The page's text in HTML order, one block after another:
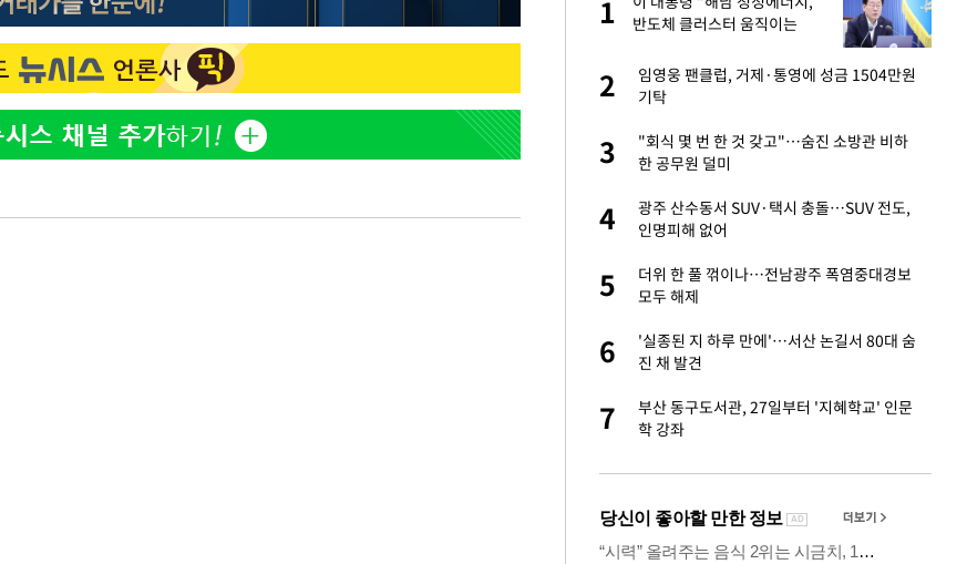
10대가 40대 친모 살해
2
생각도"
3
백혈병 재발 최성원 "치료가 날 죽이는 것 같
았다" 눈물
4
1
반도체 클러스터 움직이는
2
임영웅 팬클럽, 거제·통영에 성금 1504만원
기탁
3
"회식 몇 번 한 것 갖고"…숨진 소방관 비하
한 공무원 덜미
4
광주 산수동서 SUV·택시 충돌…SUV 전도,
인명피해 없어
5
더위 한 풀 꺾이나…전남광주 폭염중대경보
모두 해제
6
'실종된 지 하루 만에'…서산 논길서 80대 숨
진 채 발견
7
부산 동구도서관, 27일부터 '지혜학교' 인문
학 강좌